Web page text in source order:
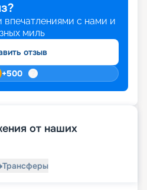
с нами и
миль
отзыв
+500
от наших
Трансферы